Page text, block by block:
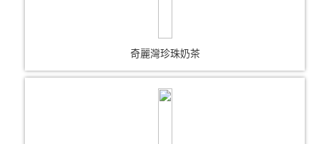
奇麗灣珍珠奶茶